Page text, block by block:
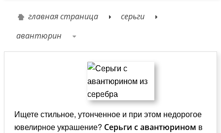
главная страница
серьги
авантюрин
Ищете стильное, утонченное и при этом недорогое
ювелирное украшение? Серьги с авантюрином в